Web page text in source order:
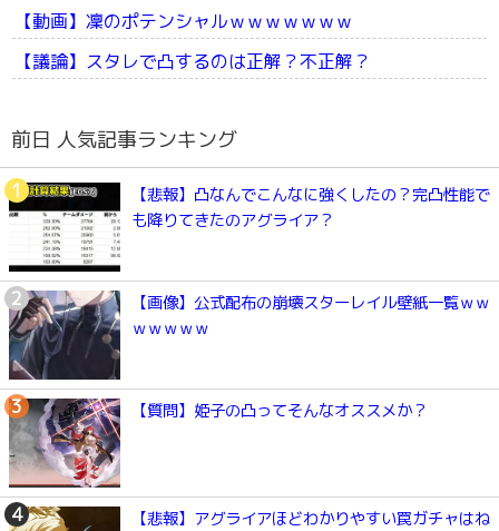
【動画】凜のポテンシャルｗｗｗｗｗｗｗ
【議論】スタレで凸するのは正解？不正解？
前日 人気記事ランキング
【悲報】凸なんでこんなに強くしたの？完凸性能で
も降りてきたのアグライア？
【画像】公式配布の崩壊スターレイル壁紙一覧ｗｗ
ｗｗｗｗｗ
【質問】姫子の凸ってそんなオススメか？
【悲報】アグライアほどわかりやすい罠ガチャはね